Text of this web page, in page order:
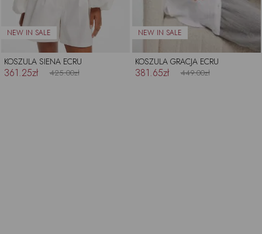
KOSZULA SIENA ECRU
361.25zł 425.00zł
KOSZULA GRACJA ECRU
381.65zł 449.00zł